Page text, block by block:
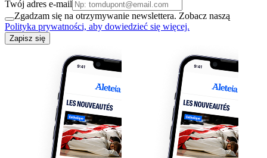
Twój adres e-mail
Zgadzam się na otrzymywanie newslettera. Zobacz naszą
Polityka prywatności, aby dowiedzieć się więcej.
Zapisz się